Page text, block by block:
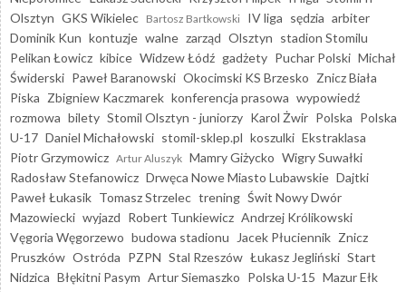
Olsztyn GKS Wikielec Bartosz Bartkowski IV liga sędzia arbiter
Dominik Kun kontuzje walne zarząd Olsztyn stadion Stomilu
Pelikan Łowicz kibice Widzew Łódź gadżety Puchar Polski Michał
Świderski Paweł Baranowski Okocimski KS Brzesko Znicz Biała
Piska Zbigniew Kaczmarek konferencja prasowa wypowiedź
rozmowa bilety Stomil Olsztyn - juniorzy Karol Żwir Polska Polska
U-17 Daniel Michałowski stomil-sklep.pl koszulki Ekstraklasa
Piotr Grzymowicz Artur Aluszyk Mamry Giżycko Wigry Suwałki
Radosław Stefanowicz Drwęca Nowe Miasto Lubawskie Dajtki
Paweł Łukasik Tomasz Strzelec trening Świt Nowy Dwór
Mazowiecki wyjazd Robert Tunkiewicz Andrzej Królikowski
Vęgoria Węgorzewo budowa stadionu Jacek Płuciennik Znicz
Pruszków Ostróda PZPN Stal Rzeszów Łukasz Jegliński Start
Nidzica Błękitni Pasym Artur Siemaszko Polska U-15 Mazur Ełk